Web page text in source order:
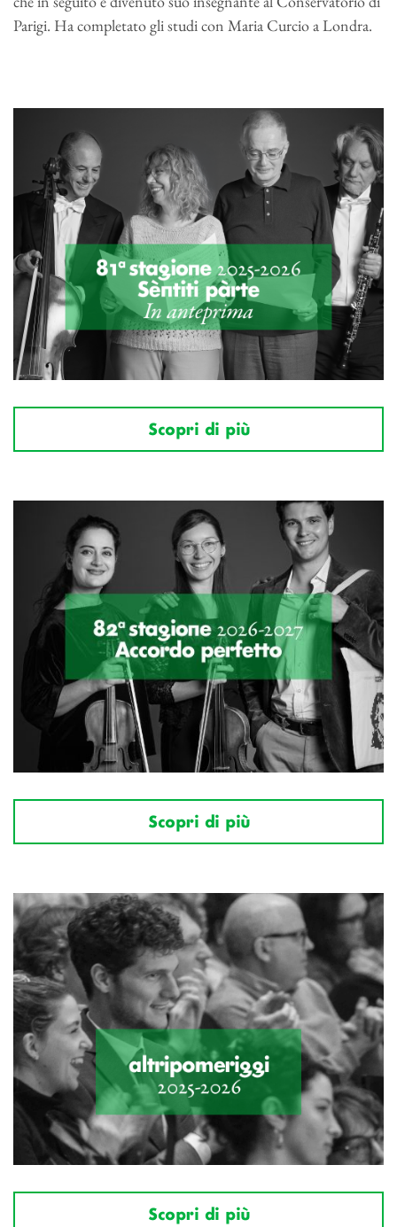
Parigi. Ha completato gli studi con Maria Curcio a Londra.
Scopri di più
Scopri di più
Scopri di più